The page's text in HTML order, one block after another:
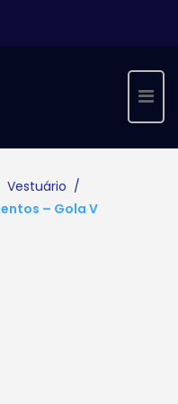
Vestuário
– Gola V